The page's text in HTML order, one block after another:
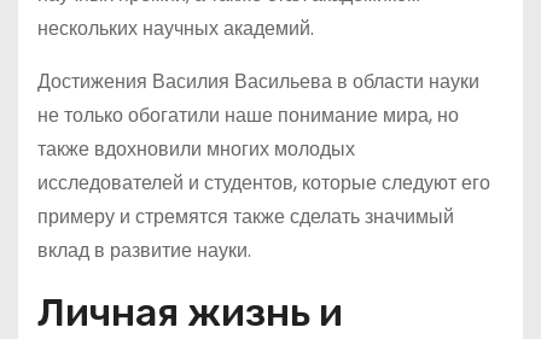
нескольких научных академий.
Достижения Василия Васильева в области науки
не только обогатили наше понимание мира, но
также вдохновили многих молодых
исследователей и студентов, которые следуют его
примеру и стремятся также сделать значимый
вклад в развитие науки.
Личная жизнь и